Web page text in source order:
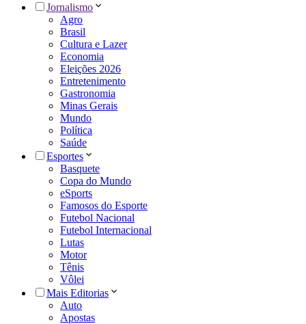
Jornalismo
Agro
Brasil
Cultura e Lazer
Economia
Eleições 2026
Entretenimento
Gastronomia
Minas Gerais
Mundo
Política
Saúde
Esportes
Basquete
Copa do Mundo
eSports
Famosos do Esporte
Futebol Nacional
Futebol Internacional
Lutas
Motor
Tênis
Vôlei
Mais Editorias
Auto
Apostas